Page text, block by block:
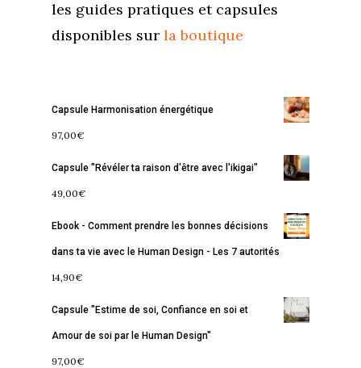
les guides pratiques et capsules
disponibles sur la boutique
Capsule Harmonisation énergétique
97,00€
Capsule "Révéler ta raison d'être avec l'ikigai"
49,00€
Ebook - Comment prendre les bonnes décisions
dans ta vie avec le Human Design - Les 7 autorités
14,90€
Capsule "Estime de soi, Confiance en soi et
Amour de soi par le Human Design"
97,00€
Accueil
Blog
Se découvrir
S’équilibrer
Services
Lectures de Human
Programmes
À propos